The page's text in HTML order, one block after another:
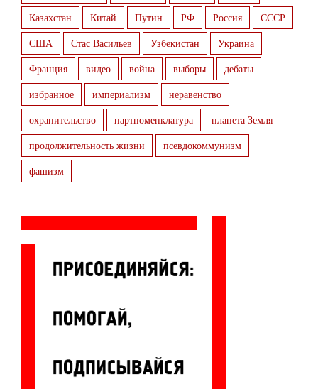
Казахстан
Китай Путин РФ Россия
СССР
США
Стас Васильев Узбекистан
Украина
Франция
видео война выборы
дебаты
избранное
империализм
неравенство
охранительство
партноменклатура
планета Земля
продолжительность жизни
псевдокоммунизм
фашизм